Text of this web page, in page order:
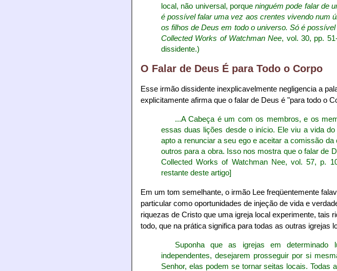
local, não universal, porque ninguém pode falar de
é possível falar uma vez aos crentes vivendo num
os filhos de Deus em todo o universo. Só é
Collected Works of Watchman Nee, vol. 30, pp.
dissidente.)
O Falar de Deus É para Todo o Corpo
Esse irmão dissidente inexplicavelmente negligencia a
explicitamente afirma que o falar de Deus é "para todo o
...A Cabeça é um com os membros, e os
essas duas lições desde o início. Ele viu a vida
apto a renunciar a seu ego e aceitar a comissão
outros para a obra. Isso nos mostra que o falar de
Collected Works of Watchman Nee, vol. 57, p.
restante deste artigo]
Em um tom semelhante, o irmão Lee freqüentemente
particular como oportunidades de injeção de vida e
riquezas de Cristo que uma igreja local experimente, tais
todo, que na prática significa para todas as outras igrejas
Suponha que as igrejas em determinado
independentes, desejarem prosseguir por si
Senhor, elas podem se tornar seitas locais.